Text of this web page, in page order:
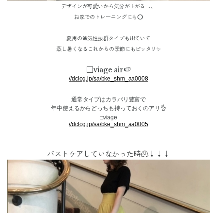
デザインが可愛いから気分が上がるし、
お家でのトレーニングにも⭕️
夏用の通気性抜群タイプも出ていて
蒸し暑くなるこれからの季節にもピッタリ✨
□viage air🍉
//dclog.jp/sa/bke_shm_aa0008
通常タイプはカラバリ豊富で
年中使えるからどっちも持っておくのアリ👌
□viage
//dclog.jp/sa/bke_shm_aa0005
バストケアしていなかった時🫠↓↓↓